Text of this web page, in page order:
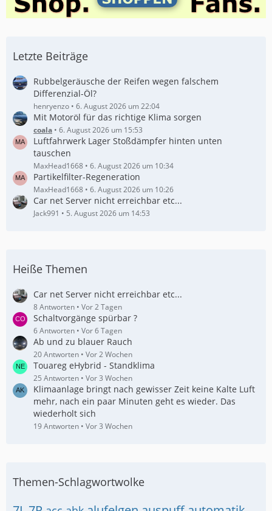
Letzte Beiträge
Rubbelgeräusche der Reifen wegen falschem
Differenzial-Öl?
henryenzo 6. August 2026 um 22:04
Mit Motoröl für das richtige Klima sorgen
coala 6. August 2026 um 15:53
Luftfahrwerk Lager Stoßdämpfer hinten unten
tauschen
MaxHead1668 6. August 2026 um 10:34
Partikelfilter-Regeneration
MaxHead1668 6. August 2026 um 10:26
Car net Server nicht erreichbar etc...
Jack991 5. August 2026 um 14:53
Heiße Themen
Car net Server nicht erreichbar etc...
8 Antworten Vor 2 Tagen
Schaltvorgänge spürbar ?
6 Antworten Vor 6 Tagen
Ab und zu blauer Rauch
20 Antworten Vor 2 Wochen
Touareg eHybrid - Standklima
25 Antworten Vor 3 Wochen
Klimaanlage bringt nach gewisser Zeit keine Kalte Luft
mehr, nach ein paar Minuten geht es wieder. Das
wiederholt sich
19 Antworten Vor 3 Wochen
Themen-Schlagwortwolke